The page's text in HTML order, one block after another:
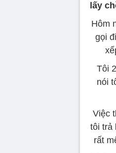
lấy
Hôm
gọi
Tôi
nói
Việc
tôi trả
rất